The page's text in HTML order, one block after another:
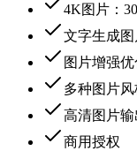
4K图片：
文字生成图
图片增强
多种图片风
高清图片输
商用授权